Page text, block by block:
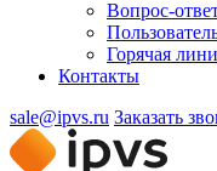
Вопрос-
Горячая
Контакты
sale@ipvs.ru Заказать